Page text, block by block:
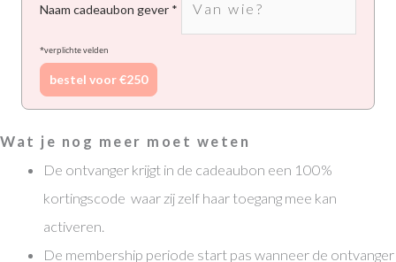
Naam cadeaubon gever
*verplichte velden
bestel voor €250
Wat je nog meer moet weten
De ontvanger krijgt in de cadeaubon een 100%
kortingscode waar zij zelf haar toegang mee kan
activeren.
De membership periode start pas wanneer de ontvanger